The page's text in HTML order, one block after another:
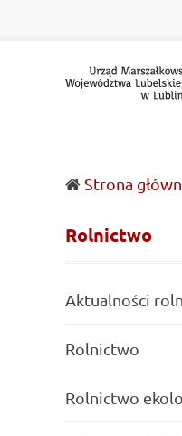
Urząd Marszałkowski
Informacje o
Strona
Rolnictwo
Aktualności
Rolnictwo
Rolnictwo